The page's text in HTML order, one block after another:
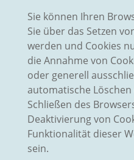
Sie können Ihren
Sie über das Setzen
werden und Cookies
die Annahme von
oder generell
automatische
Schließen des
Deaktivierung von
Funktionalität dieser
sein.